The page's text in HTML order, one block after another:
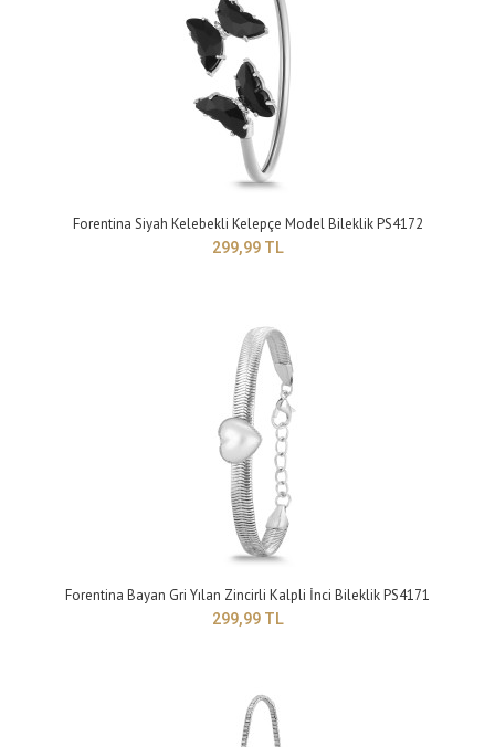
Yapısı: BijuteriMaden Rengi: sarıTaş Rengi: beyazTakı setleri, birçok kadının
giyim tarzını tamamlay..
Forentina Bayan Yuvarlak Taşlı Tasarım Bayan Bileklik PS4181
299,99 TL
Yapısı: BijuteriMaden Rengi: sarıTaş Rengi: beyazTakı setleri, birçok kadının
giyim tarzını tamamlay..
Forentina Siyah Kelebekli Kelepçe Model Bileklik PS4172
299,99 TL
Forentina Bayan Gri Yılan Zincirli Kalpli İnci Bileklik PS4171
299,99 TL